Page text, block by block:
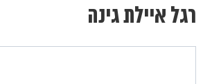
רגל איילת גינה